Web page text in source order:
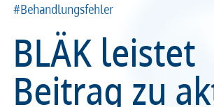
Patientinnen und Patienten
Kammer & Politik
Presse
Patientinnen und Patienten
Kammer & Politik
Presse
#Behandlungsfehler
BLÄK leistet
Beitrag zu